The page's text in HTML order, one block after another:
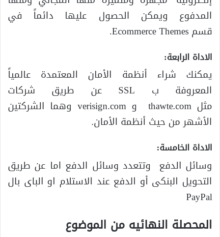
المدفوع ويمكن الحصول عليها دائماً في
قسم Ecommerce Themes.
الاداة الرابعة:
يمكنك شراء أنظمة الأمان المعتمدة عالمياً
المعروفة ب SSL عن طريق شركات
مثل thawte.com و verisign.com وهما الشركتين
الأشهر من حيث أنظمة الأمان.
الاداة الخامسة:
وسائل الدفع وتتعدد وسائل الدفع اما عن طريق
التحويل البنكى أو الدفع عند الاستلام او الباى بال
PayPal
المحصلة النهائيه من الموضوع